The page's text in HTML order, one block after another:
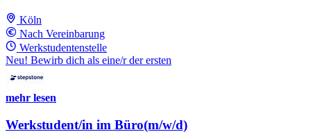
Köln
Nach Vereinbarung
Werkstudentenstelle
Neu! Bewirb dich als eine/r der ersten
mehr lesen
Werkstudent/in im Büro(m/w/d)